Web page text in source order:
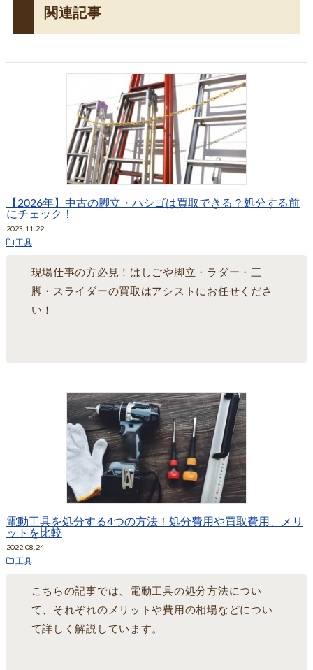
関連記事
【2026年】中古の脚立・ハシゴは買取できる？処分する前
にチェック！
2023.11.22
工具
現場仕事の方必見！はしごや脚立・ラダー・三
脚・スライダーの買取はアシストにお任せくださ
い！
電動工具を処分する4つの方法！処分費用や買取費用、メリ
ットを比較
2022.08.24
工具
こちらの記事では、電動工具の処分方法につい
て、それぞれのメリットや費用の相場などについ
て詳しく解説しています。